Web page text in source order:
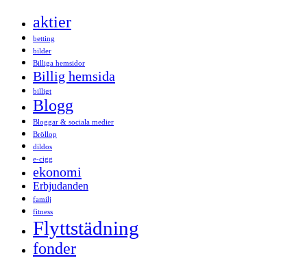
aktier
betting
bilder
Billiga hemsidor
Billig hemsida
billigt
Blogg
Bloggar & sociala medier
Bröllop
dildos
e-cigg
ekonomi
Erbjudanden
familj
fitness
Flyttstädning
fonder